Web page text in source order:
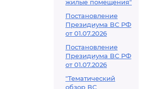
жилые помещения"
Постановление
Президиума ВС РФ
от 01.07.2026
Постановление
Президиума ВС РФ
от 01.07.2026
"Тематический
обзор ВС